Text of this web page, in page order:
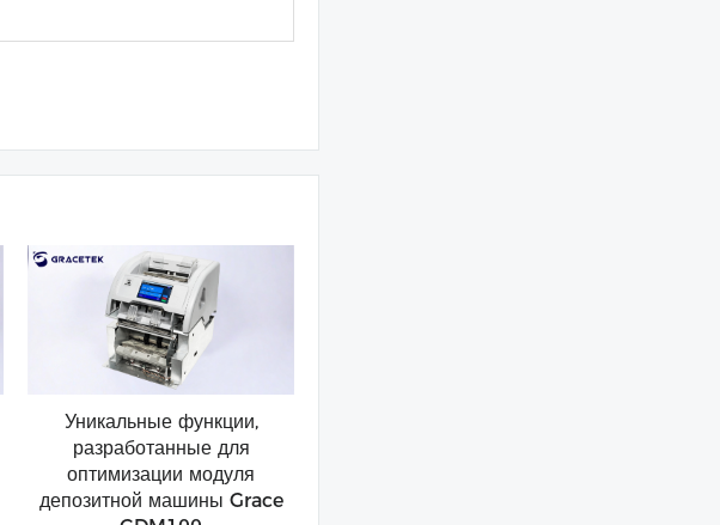
Уникальные функции,
разработанные для
оптимизации модуля
депозитной машины Grace